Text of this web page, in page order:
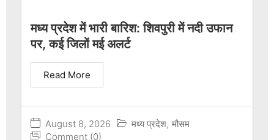
मध्य प्रदेश में भारी बारिश: शिवपुरी में नदी उफान
पर, कई जिलों मई अलर्ट
August 8, 2026 मध्य प्रदेश, मौसम
Comment (0)
Read More